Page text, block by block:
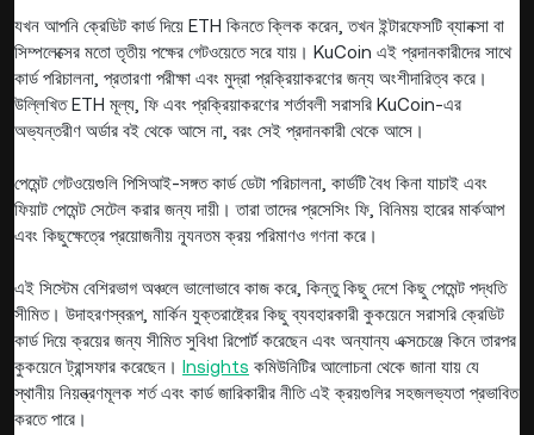
যখন আপনি ক্রেডিট কার্ড দিয়ে ETH কিনতে ক্লিক করেন, তখন ইন্টারফেসটি ব্যানক্সা বা
সিম্পলেক্সের মতো তৃতীয় পক্ষের গেটওয়েতে সরে যায়। KuCoin এই প্রদানকারীদের সাথে
কার্ড পরিচালনা, প্রতারণা পরীক্ষা এবং মুদ্রা প্রক্রিয়াকরণের জন্য অংশীদারিত্ব করে।
উল্লিখিত ETH মূল্য, ফি এবং প্রক্রিয়াকরণের শর্তাবলী সরাসরি KuCoin-এর
অভ্যন্তরীণ অর্ডার বই থেকে আসে না, বরং সেই প্রদানকারী থেকে আসে।
পেমেন্ট গেটওয়েগুলি পিসিআই-সঙ্গত কার্ড ডেটা পরিচালনা, কার্ডটি বৈধ কিনা যাচাই এবং
ফিয়াট পেমেন্ট সেটেল করার জন্য দায়ী। তারা তাদের প্রসেসিং ফি, বিনিময় হারের মার্কআপ
এবং কিছুক্ষেত্রে প্রয়োজনীয় ন্যূনতম ক্রয় পরিমাণও গণনা করে।
এই সিস্টেম বেশিরভাগ অঞ্চলে ভালোভাবে কাজ করে, কিন্তু কিছু দেশে কিছু পেমেন্ট পদ্ধতি
সীমিত। উদাহরণস্বরূপ, মার্কিন যুক্তরাষ্ট্রের কিছু ব্যবহারকারী কুকয়েনে সরাসরি ক্রেডিট
কার্ড দিয়ে ক্রয়ের জন্য সীমিত সুবিধা রিপোর্ট করেছেন এবং অন্যান্য এক্সচেঞ্জে কিনে তারপর
কুকয়েনে ট্রান্সফার করেছেন। Insights কমিউনিটির আলোচনা থেকে জানা যায় যে
স্থানীয় নিয়ন্ত্রণমূলক শর্ত এবং কার্ড জারিকারীর নীতি এই ক্রয়গুলির সহজলভ্যতা প্রভাবিত
করতে পারে।